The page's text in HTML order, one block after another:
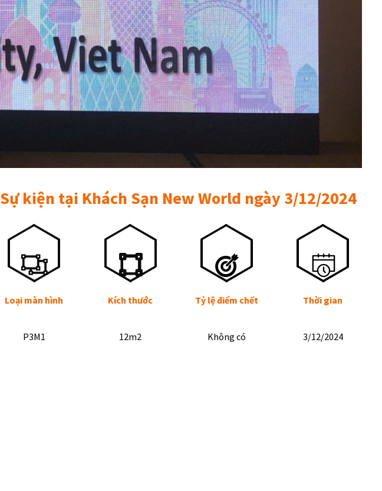
Sự kiện tại Khách Sạn New World ngày 3/12/2024
Loại màn hình
P3M1
Kích thước
12m2
Tỷ lệ điểm chết
Không có
Thời gian
3/12/2024